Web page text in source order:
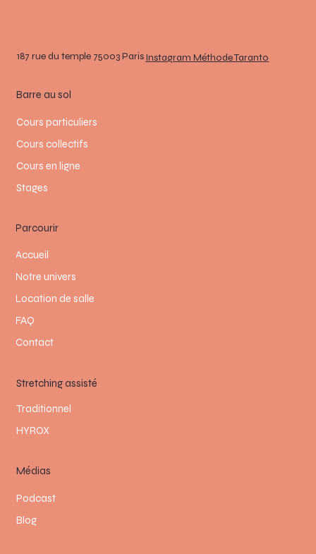
187 rue du temple 75003 ParisInstagram Méthode Taranto
Parcourir
Accueil
Notre univers
Location de salle
FAQ
Contact
Barre au sol
Cours particuliers
Cours collectifs
Cours en ligne
Stages
Stretching assisté
Traditionnel
HYROX
Médias
Podcast
Blog